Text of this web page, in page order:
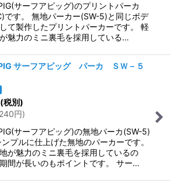
サーフアピッグ)のプリントパーカ
です。 無地パーカー(SW-5)と同じボデ
て製作したプリントパーカーです。 軽
魅力のミニ裏毛を採用している…
サーフアピッグ パーカ ＳＷ－５
(税別)
円)
サーフアピッグ)の無地パーカ(SW-5)
プルに仕上げた無地のパーカーです。
が魅力のミニ裏毛を採用しているの
間が長いのもポイントです。 サー…